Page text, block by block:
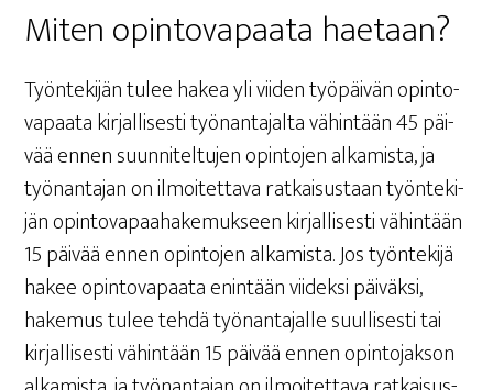
Miten opin­to­va­paa­ta haetaan?
Työn­te­ki­jän tulee hakea yli vii­den työ­päi­vän opin­to­
va­paa­ta kir­jal­li­ses­ti työ­nan­ta­jal­ta vähin­tään 45 päi­
vää ennen suun­ni­tel­tu­jen opin­to­jen alka­mis­ta, ja
työ­nan­ta­jan on ilmoi­tet­ta­va rat­kai­sus­taan työn­te­ki­
jän opin­to­va­paa­ha­ke­muk­seen kir­jal­li­ses­ti vähin­tään
15 päi­vää ennen opin­to­jen alka­mis­ta. Jos työn­te­ki­jä
hakee opin­to­va­paa­ta enin­tään vii­dek­si päi­väk­si,
hake­mus tulee teh­dä työ­nan­ta­jal­le suul­li­ses­ti tai
kir­jal­li­ses­ti vähin­tään 15 päi­vää ennen opin­to­jak­son